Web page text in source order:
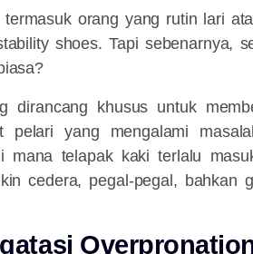
termasuk orang yang rutin lari
shoes. Tapi sebenarnya,
dirancang khusus untuk
yang mengalami
mana telapak kaki terlalu
cedera, pegal-pegal, bahkan